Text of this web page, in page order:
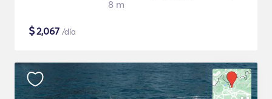
8 m
$2,067 /día